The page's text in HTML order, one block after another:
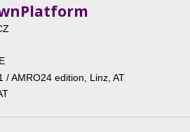
/ AMRO24 edition, Linz, AT